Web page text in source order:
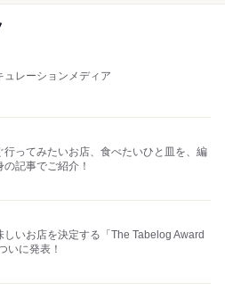
ュレーションメディア
行ってみたいお店、食べたいひと皿を、編
の記事でご紹介！
しいお店を決定する「The Tabelog Award
いに発表！